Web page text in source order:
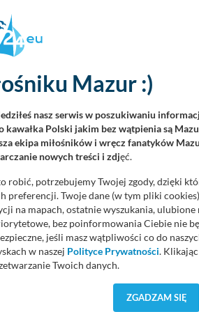
dla gospodarki regionu i jego
progres, ale mierzył się również z
cele, które miały przynieść dla
osiągnąć i jesteśmy zdeterminowani,
naszych klientów. Większa siatka
źródła energii – to dla nas priorytety
o.o., zarządzającej Portem Lotniczym
Olsztyn-Mazury
wzrostu liczby pasażerów w skali roku, ruch
poziomu 74,8 proc. w stosunku do wyniku z
pandemią Covid-19 i najlepszego w
Mazur :)
nasz serwis w poszukiwaniu
kawałka Polski jakim bez wątpienia są
ekipa miłośników i wręcz fanatyków
nowych treści i zdjęć.
robić, potrzebujemy Twojej zgody, dzięki
preferencji. Twoje dane (w tym pliki
na mapach, ostatnie wyszukania,
bez poinformowania Ciebie nie
jeśli masz wątpliwości co do
w naszej Polityce Prywatności.
Twoich danych.
gdy przekazanie Twoich danych jest
ZGADZAM SIĘ